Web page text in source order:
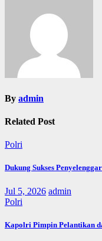
By admin
Related Post
Polri
Dukung Sukses
Jul 5, 2026 admin
Polri
Kapolri Pimpin Pelantikan